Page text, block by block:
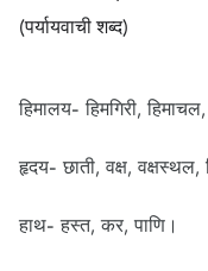
(पर्यायवाची शब्द)
हिमालय- हिमगिरी,
हृदय- छाती, वक्ष, वक्षस्थल,
हाथ- हस्त, कर, पाणि।